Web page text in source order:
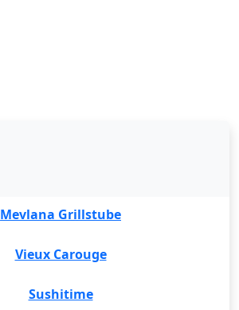
Mevlana Grillstube
Vieux Carouge
Sushitime